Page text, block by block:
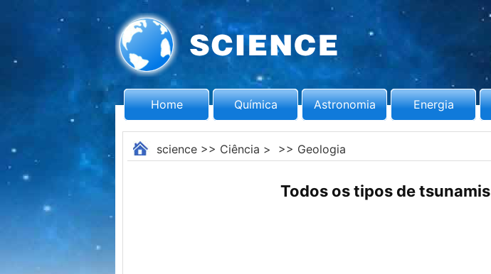
Home Química Astronomia Energia
science>> Ciência > >> Geologia
Todos os tipos de tsunamis